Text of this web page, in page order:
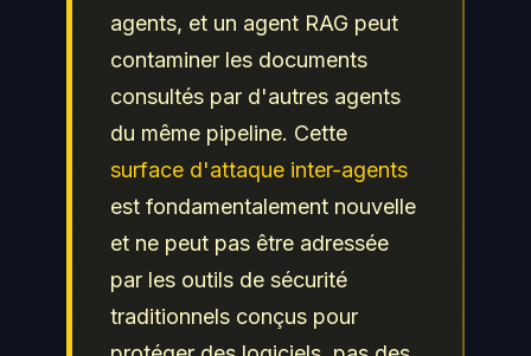
agents, et un agent RAG peut
contaminer les documents
consultés par d'autres agents
du même pipeline. Cette
surface d'attaque inter-agents
est fondamentalement nouvelle
et ne peut pas être adressée
par les outils de sécurité
traditionnels conçus pour